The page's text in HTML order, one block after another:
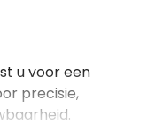
u voor een
precisie,